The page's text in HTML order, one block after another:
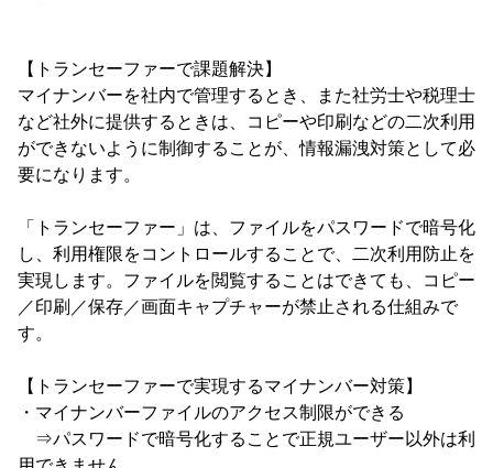
【トランセーファーで課題解決】
マイナンバーを社内で管理するとき、また社労士や税理士
など社外に提供するときは、コピーや印刷などの二次利用
ができないように制御することが、情報漏洩対策として必
要になります。
「トランセーファー」は、ファイルをパスワードで暗号化
し、利用権限をコントロールすることで、二次利用防止を
実現します。ファイルを閲覧することはできても、コピー
／印刷／保存／画面キャプチャーが禁止される仕組みで
す。
【トランセーファーで実現するマイナンバー対策】
・マイナンバーファイルのアクセス制限ができる
⇒パスワードで暗号化することで正規ユーザー以外は利